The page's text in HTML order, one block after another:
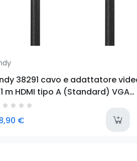
items
38291 cavo e adattatore
m HDMI tipo A (Standard) VGA
Sub) Nero
€